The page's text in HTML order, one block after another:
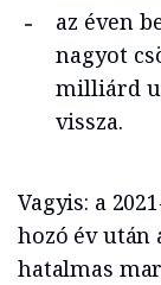
az éven
nagyot
milliárd
vissza.
Vagyis: a
hozó év után
hatalmas